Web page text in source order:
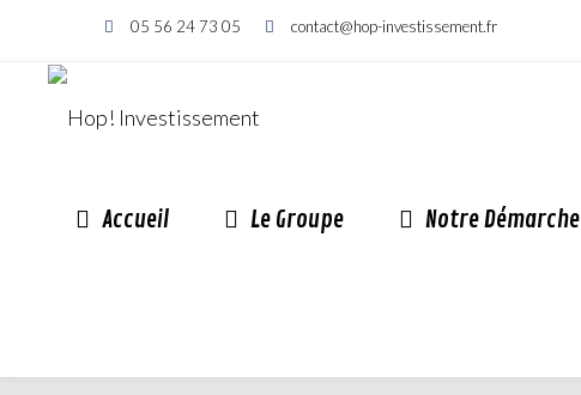
05 56 24 73 05 contact@hop-investissement.fr
Accueil Le Groupe Notre Démarche